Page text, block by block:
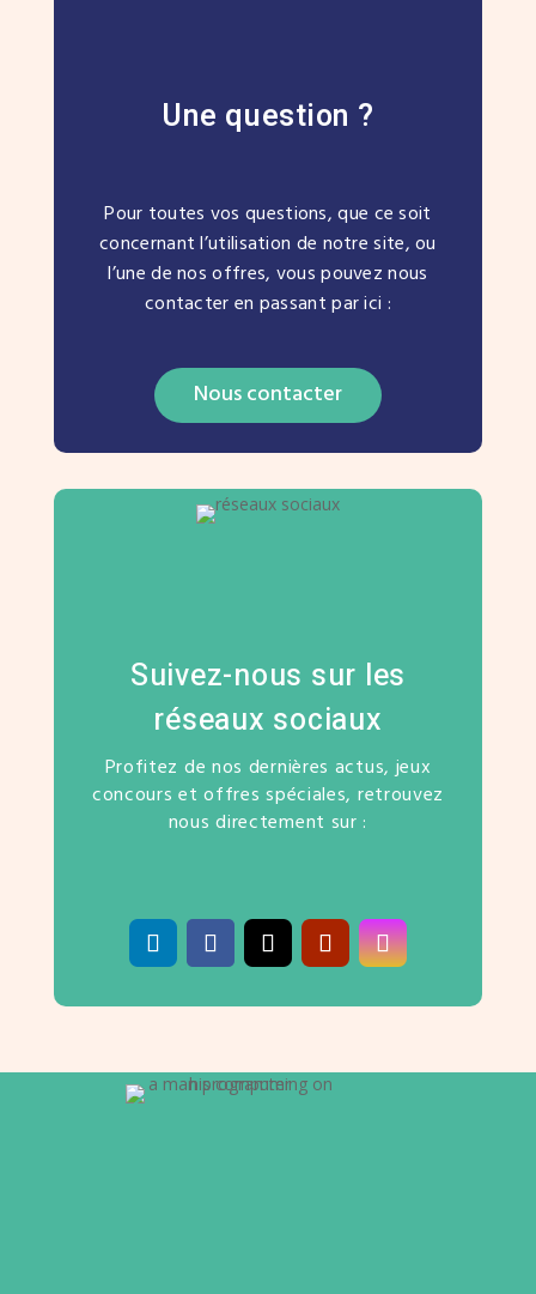
Une question ?
Pour toutes vos questions, que ce soit
concernant l’utilisation de notre site, ou
l’une de nos offres, vous pouvez nous
contacter en passant par ici :
Nous contacter
Suivez-nous sur les
réseaux sociaux
Profitez de nos dernières actus, jeux
concours et offres spéciales, retrouvez
nous directement sur :